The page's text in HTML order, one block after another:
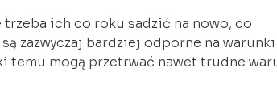
ich co roku sadzić na nowo, co
zazwyczaj bardziej odporne na warunki
temu mogą przetrwać nawet trudne